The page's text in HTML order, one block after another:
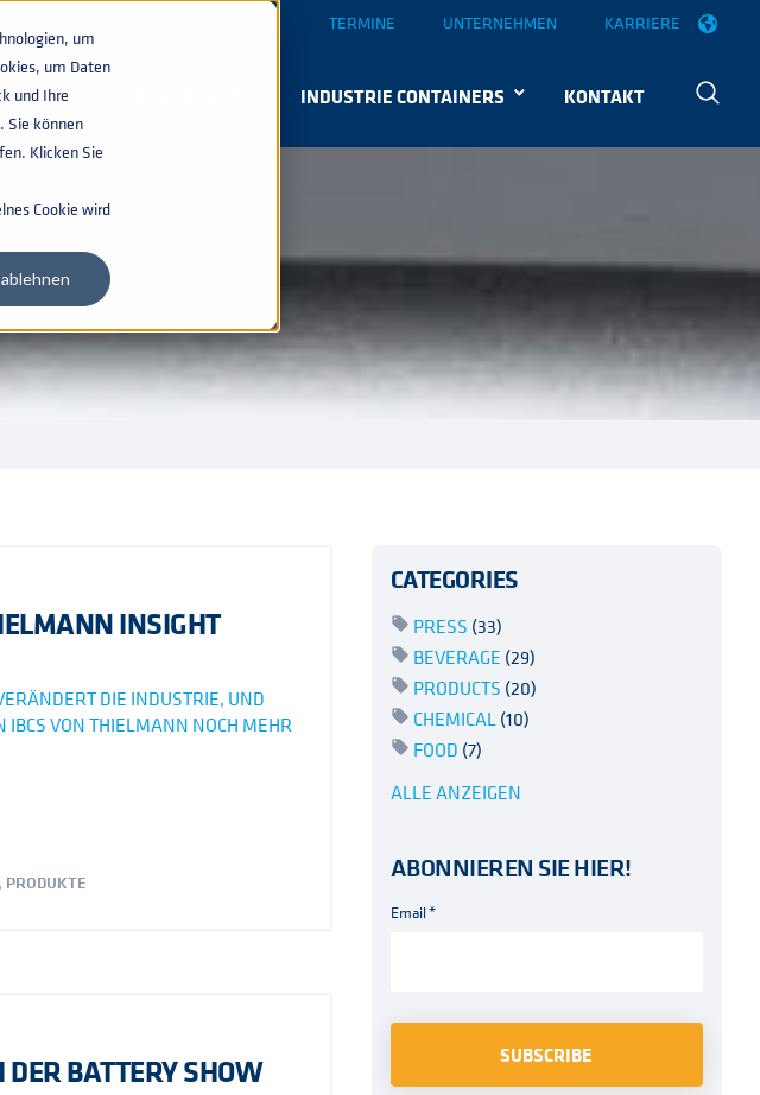
um
um Daten
und Ihre
Sie können
Klicken Sie
Cookie wird
TERMINE UNTERNEHMEN KARRIERE
KEGS FÜR GETRANKE INDUSTRIE CONTAINERS KONTAKT
INSIGHT
DIE INDUSTRIE, UND
IBCS VON THIELMANN NOCH MEHR
, PRODUKTE
BATTERY SHOW
CATEGORIES
PRESS (33)
BEVERAGE (29)
PRODUCTS (20)
CHEMICAL(10)
FOOD (7)
ALLE ANZEIGEN
ABONNIEREN SIE HIER!
Email*